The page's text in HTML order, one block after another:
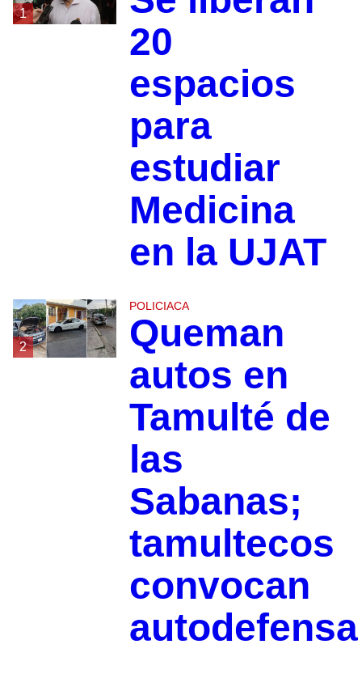
1
20
espacios
para
estudiar
Medicina
en la UJAT
2
POLICIACA
Queman
autos en
Tamulté de
las
Sabanas;
tamultecos
convocan
autodefensa